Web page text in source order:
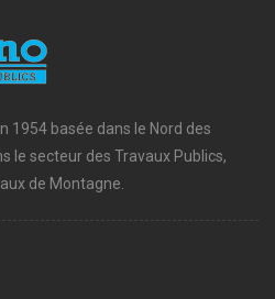
1954 basée dans le Nord des
le secteur des Travaux Publics,
de Montagne.